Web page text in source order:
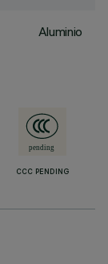
Aluminio
CCC PENDING